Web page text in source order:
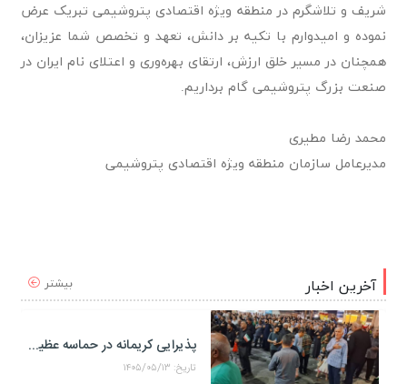
شریف و تلاشگرم در منطقه ویژه اقتصادی پتروشیمی تبریک عرض
نموده و امیدوارم با تکیه بر دانش، تعهد و تخصص شما عزیزان،
همچنان در مسیر خلق ارزش، ارتقای بهره‌وری و اعتلای نام ایران در
صنعت بزرگ پتروشیمی گام برداریم.
محمد رضا مطیری
مدیرعامل سازمان منطقه ویژه اقتصادی پتروشیمی
بیشتر آخرین اخبار
پذیرایی کریمانه در حماسه عظیم اربعین حسینی
تاریخ: ۱۴۰۵/۰۵/۱۳